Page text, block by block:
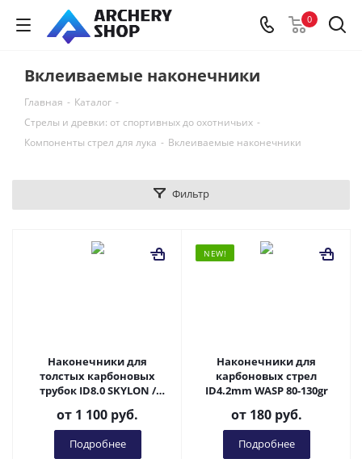
0
Вклеиваемые наконечники
Главная - Каталог -
Стрелы и древки: от спортивных до охотничьих -
Компоненты стрел для лука - Вклеиваемые наконечники
Фильтр
Наконечники для
толстых карбоновых
трубок ID8.0 SKYLON /
FITA в 9.4mm), 6 шт
от 1 100 руб.
Подробнее
NEW!
Наконечники для
карбоновых стрел
ID4.2mm WASP 80-130gr
от 180 руб.
Подробнее